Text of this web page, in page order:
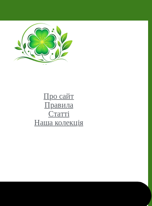
Про сайт
Правила
Статті
Наша колекція